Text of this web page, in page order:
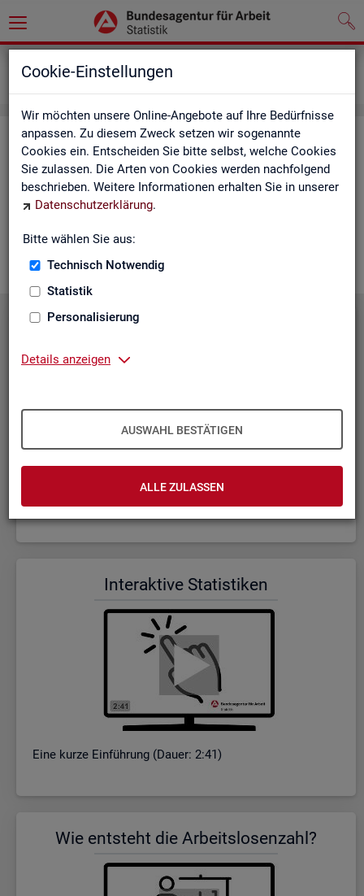
Cookie-Einstellungen
Wir möchten unsere Online-Angebote auf Ihre Bedürfnisse
anpassen. Zu diesem Zweck setzen wir sogenannte
Cookies ein. Entscheiden Sie bitte selbst, welche Cookies
Sie zulassen. Die Arten von Cookies werden nachfolgend
beschrieben. Weitere Informationen erhalten Sie in unserer
Datenschutzerklärung.
Bitte wählen Sie aus:
Technisch Notwendig
Statistik
Personalisierung
Details anzeigen
AUSWAHL BESTÄTIGEN
ALLE ZULASSEN
Me­dia­thek
In der Me­dia­thek fin­den Sie leicht ver­ständ­li­che Kurz­vi­de­os
zu zen­tra­len The­men der Sta­tis­tik der BA. Wir er­gän­zen unser
Vi­deo­an­ge­bot nach und nach. Wün­schen Sie sich ein Video
zu einem be­stimm­ten Thema? Dann kon­tak­tie­ren Sie
In­ter­ak­ti­ve Sta­tis­ti­ken
Eine kurze Ein­füh­rung (Dauer: 2:41)
Wie ent­steht die Ar­beits­lo­sen­zahl?